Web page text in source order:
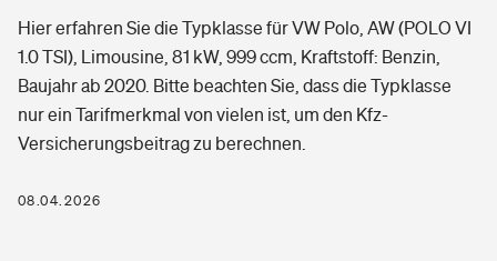
Grundfähigkeitsversicherung
Arbeitsrechtsschutz
Berufshaftpflichtversicherung
Zur Übersicht
Freizeit
Pri­vate Haft­pflicht­
Gesundheit
Private Krankenversicherung
Hier erfahren Sie die Typklasse für VW Polo, AW (POLO VI
1.0 TSI), Limousine, 81 kW, 999 ccm, Kraftstoff: Benzin,
Baujahr ab 2020. Bitte beachten Sie, dass die Typklasse
nur ein Tarifmerkmal von vielen ist, um den Kfz-
Versicherungsbeitrag zu berechnen.
08.04.2026